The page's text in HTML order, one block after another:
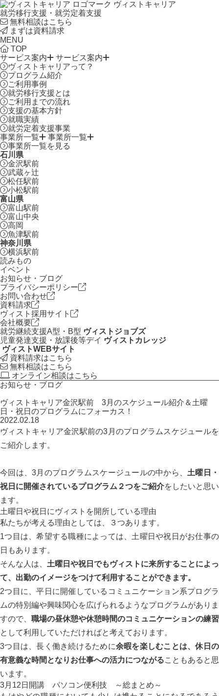
ヴィストキャリア
就労移行支援・就労定着支援
無料相談はこちら
まずは資料請求
MENU
TOP
サービス案内
サービス案内
ヴィストキャリアって？
プログラム紹介
ご利用事例
就労移行支援とは
ご利用までの流れ
支援の基本方針
就職実績
就労定着支援事業
事業所一覧
事業所一覧
事業所一覧を見る
石川県
金沢駅前
武蔵ヶ辻
松任駅前
小松駅前
富山県
富山駅前
富山中央
高岡
魚津駅前
神奈川県
横浜駅前
読みもの
イベント
お知らせ・ブログ
プライバシーポリシー
お問い合わせ
資料請求
ヴィスト採用サイト
会社概要
就労継続支援A型・B型 ヴィストジョブズ
児童発達支援・放課後等デイ ヴィストカレッジ
ヴィストWEBサイト
資料請求はこちら
無料相談はこちら
オンライン相談はこちら
お知らせ・ブログ
ヴィストキャリア金沢駅前 3月のスケジュール紹介＆土曜
日・祝日のプログラムにフォーカス！
2022.02.18
ヴィストキャリア金沢駅前の3月のプログラムスケジュールを
ご紹介します。
今回は、3月のプログラムスケージュールの中から、 土曜日・
祝日に開催されているプログラム２つをご紹介をしたいと思い
ます。
土曜日や祝日にヴィストを開所している理由
私たちが考える理由としては、３つあります。
1つ目は、希望する職種によっては、土曜日や祝日がお仕事の
日もあります。
そんな人は、 土曜日や祝日でもヴィストに来所することによっ
て、出勤のイメージをつけて利用することができます。
2つ目に、平日に開催しているコミュニケーション系プログラ
ムの特別編や興味関心を広げられるようなプログラムがありま
すので、 職場の昼休憩や休憩時間のコミュニケーションの練習
として利用していただければと考えております。
3つ目は、長く働き続けるために余暇を楽しむことは、休日の
有意義な時間となりお仕事への活力につながることもあると思
います。
3月12日開講 パソコン便利技 ～総まとめ～